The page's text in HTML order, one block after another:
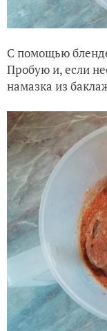
С помощью
Пробую и, если
намазка из